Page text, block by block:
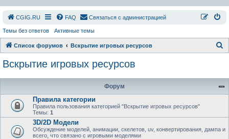
СGIG.RU FAQ Связаться с администрацией
Темы без ответов Активные темы
Список форумов Вскрытие игровых ресурсов
к
Вскрытие игровых ресурсов
Форум
Правила категории
Правила пользования категорией "Вскрытие игровых ресурсов"
Темы: 1
3D/2D Модели
Обсуждение моделей, анимации, скелетов, uv, конвертирования, дампа и
всего, что связано с игровыми моделями